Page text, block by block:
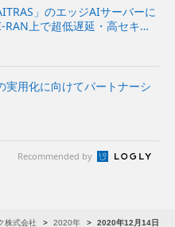
」のエッジAIサーバーに
上で超低遅延・高セキュ
開が可能に～
実用化に向けてパートナーシ
Recommended by
株式会社 2020年 2020年12月14日